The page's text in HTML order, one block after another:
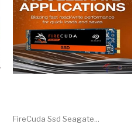
FireCuda Ssd Seagate...